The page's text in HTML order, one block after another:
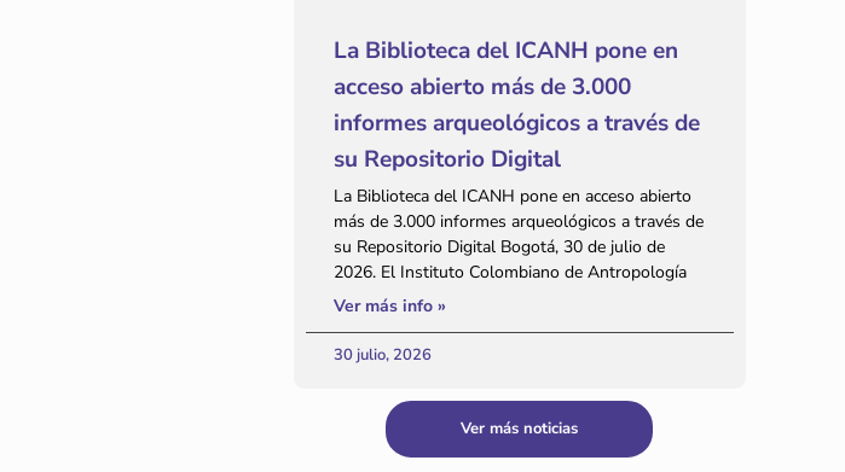
La Biblioteca del ICANH pone en
acceso abierto más de 3.000
informes arqueológicos a través de
su Repositorio Digital
La Biblioteca del ICANH pone en acceso abierto
más de 3.000 informes arqueológicos a través de
su Repositorio Digital Bogotá, 30 de julio de
2026. El Instituto Colombiano de Antropología
Ver más info »
30 julio, 2026
Ver más noticias